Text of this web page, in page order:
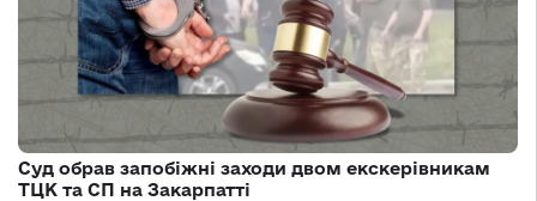
Суд обрав запобіжні заходи двом екскерівникам
ТЦК та СП на Закарпатті